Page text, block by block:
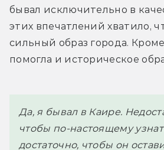
бывал исключительно в
этих впечатлений хватило,
сильный образ города.
помогла и историческое
Да, я бывал в Каире.
чтобы по-настоящему
достаточно, чтобы он